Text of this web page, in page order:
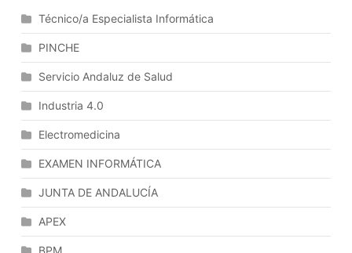
Los
Créditos
Anualidades
Fases
De
Gasto,
De
Técnico/a Especialista Informática
PINCHE
Servicio Andaluz de Salud
Industria 4.0
Electromedicina
EXAMEN INFORMÁTICA
JUNTA DE ANDALUCÍA
APEX
BPM